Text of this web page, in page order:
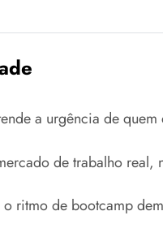
a urgência de quem
de trabalho real,
ritmo de bootcamp